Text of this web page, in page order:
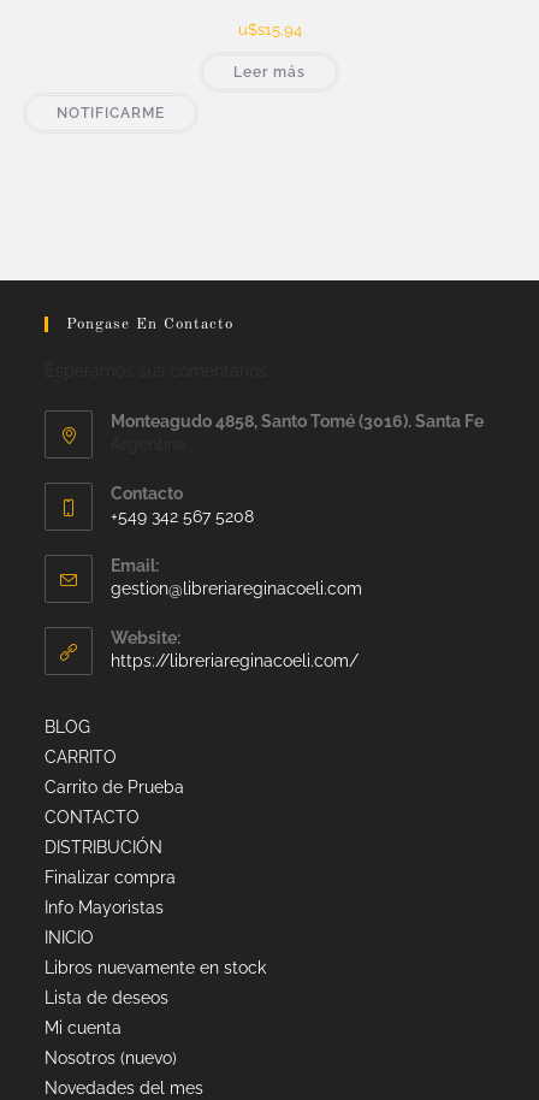
u$s15,94
Leer más
NOTIFICARME
Pongase En Contacto
Monteagudo 4858, Santo Tomé (3016). Santa Fe
Contacto
+549 342 567 5208
Email:
gestion@libreriareginacoeli.com
Website:
https://libreriareginacoeli.com/
BLOG
CARRITO
Carrito de Prueba
CONTACTO
DISTRIBUCIÓN
Finalizar compra
Info Mayoristas
INICIO
Libros nuevamente en stock
Lista de deseos
Mi cuenta
Nosotros (nuevo)
Novedades del mes